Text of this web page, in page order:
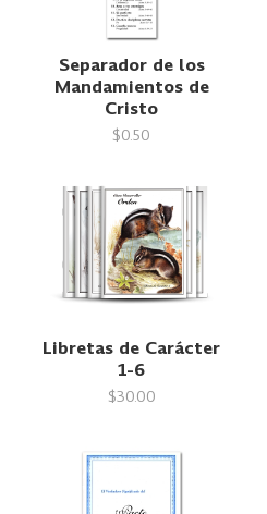
Separador de los
Mandamientos de
Cristo
$0.50
Libretas de Carácter
1-6
$30.00